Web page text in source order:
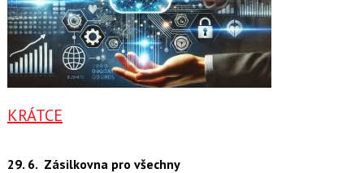
KRÁTCE
29. 6. Zásilkovna pro všechny